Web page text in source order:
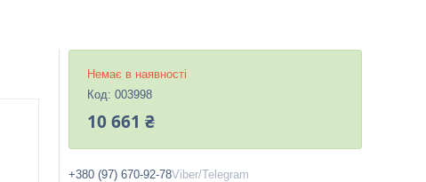
Немає в наявності
Код: 003998
10 661 ₴
+380 (97) 670-92-78Viber/Telegram